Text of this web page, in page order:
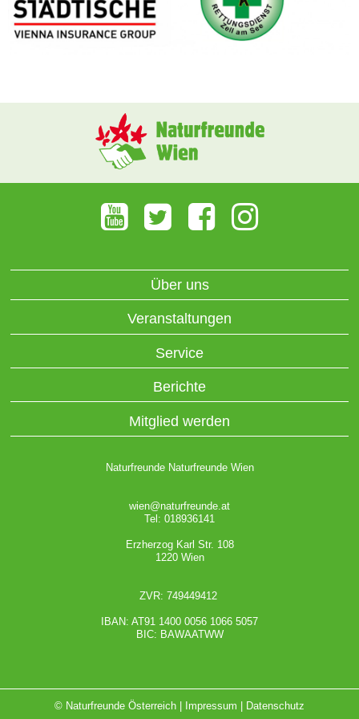
Über uns
Veranstaltungen
Service
Berichte
Mitglied werden
Naturfreunde Naturfreunde Wien
wien@naturfreunde.at
Tel: 018936141
Erzherzog Karl Str. 108
1220 Wien
ZVR: 749449412
IBAN: AT91 1400 0056 1066 5057
BIC: BAWAATWW
© Naturfreunde Österreich | Impressum | Datenschutz